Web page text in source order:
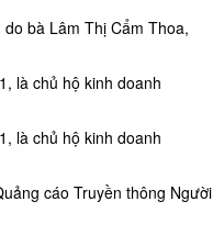
bà Lâm Thị Cẩm Thoa,
là chủ hộ kinh doanh
là chủ hộ kinh doanh
cáo Truyền thông Người